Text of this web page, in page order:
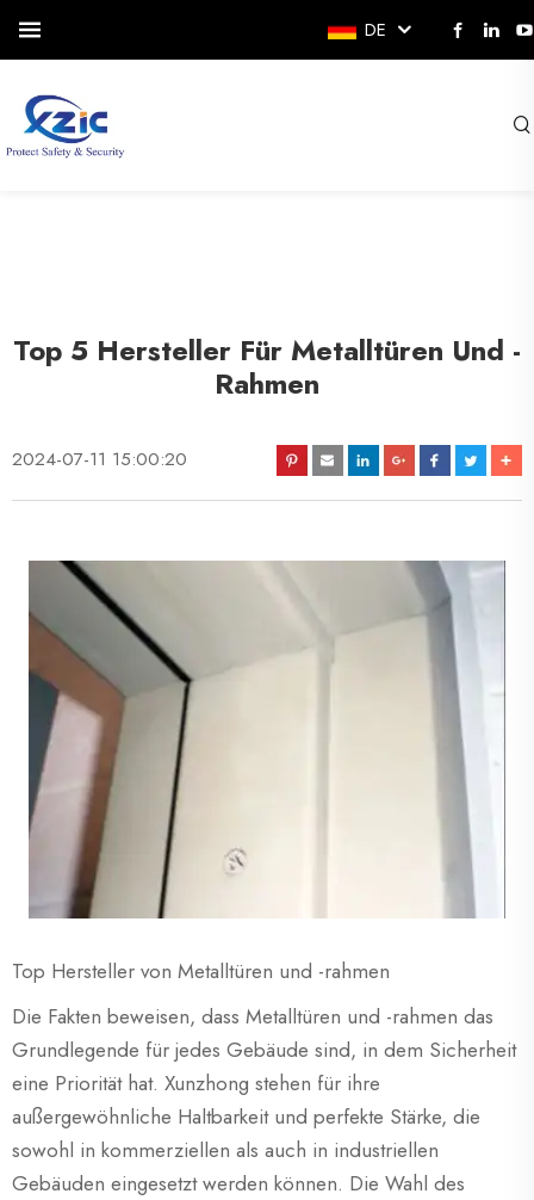
DE
Top 5 Hersteller Für Metalltüren Und -
Rahmen
2024-07-11 15:00:20
Top Hersteller von Metalltüren und -rahmen
Die Fakten beweisen, dass Metalltüren und -rahmen das
Grundlegende für jedes Gebäude sind, in dem Sicherheit
eine Priorität hat. Xunzhong stehen für ihre
außergewöhnliche Haltbarkeit und perfekte Stärke, die
sowohl in kommerziellen als auch in industriellen
Gebäuden eingesetzt werden können. Die Wahl des